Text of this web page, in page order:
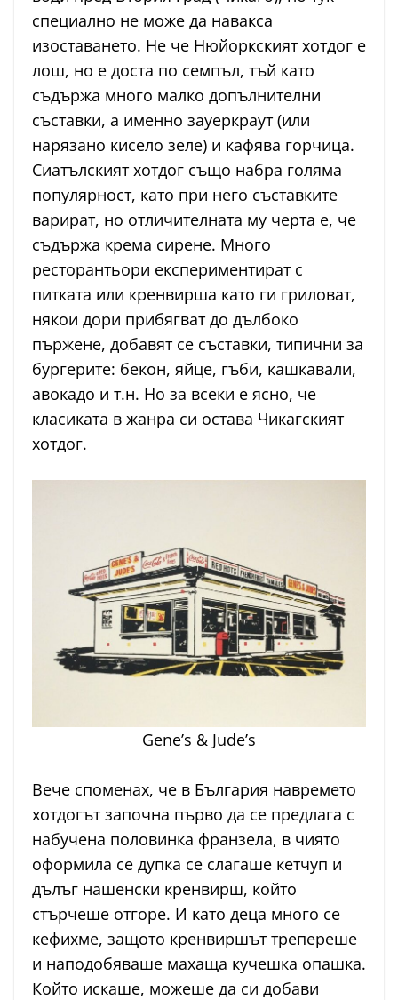
специално не може да навакса
изоставането. Не че Нюйоркският хотдог е
лош, но е доста по семпъл, тъй като
съдържа много малко допълнителни
съставки, а именно зауеркраут (или
нарязано кисело зеле) и кафява горчица.
Сиатълският хотдог също набра голяма
популярност, като при него съставките
варират, но отличителната му черта е, че
съдържа крема сирене. Много
ресторантьори експериментират с
питката или кренвирша като ги гриловат,
някои дори прибягват до дълбоко
пържене, добавят се съставки, типични за
бургерите: бекон, яйце, гъби, кашкавали,
авокадо и т.н. Но за всеки е ясно, че
класиката в жанра си остава Чикагският
хотдог.
Gene’s & Jude’s
Вече споменах, че в България навремето
хотдогът започна първо да се предлага с
набучена половинка франзела, в чиято
оформила се дупка се слагаше кетчуп и
дълъг нашенски кренвирш, който
стърчеше отгоре. И като деца много се
кефихме, защото кренвиршът трепереше
и наподобяваше махаща кучешка опашка.
Който искаше, можеше да си добави